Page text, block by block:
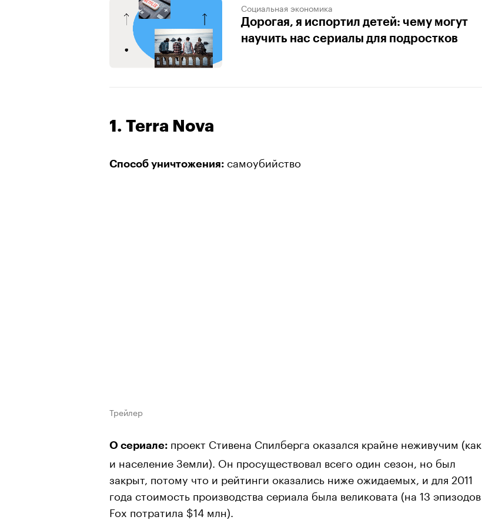
Социальная экономика
Дорогая, я испортил детей: чему могут
научить нас сериалы для подростков
1. Terra Nova
Способ уничтожения: самоубийство
Трейлер
О сериале: проект Стивена Спилберга оказался крайне неживучим (как
и население Земли). Он просуществовал всего один сезон, но был
закрыт, потому что и рейтинги оказались ниже ожидаемых, и для 2011
года стоимость производства сериала была великовата (на 13 эпизодов
Fox потратила $14 млн).